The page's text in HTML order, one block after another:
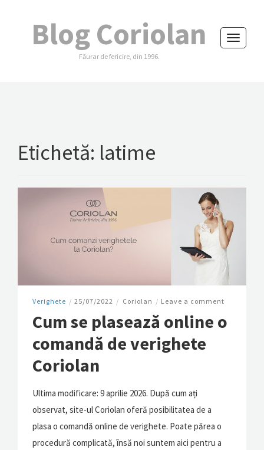
Blog Coriolan
Făurar de fericire, din 1996.
Toggle
Etichetă: latime
Verighete / 25/07/2022 / Coriolan / Leave a comment
Cum se plasează online o
comandă de verighete
Coriolan
Ultima modificare: 9 aprilie 2026. După cum ați
observat, site-ul Coriolan oferă posibilitatea de a
plasa o comandă online de verighete. Poate părea o
procedură complicată, însă noi suntem aici pentru a